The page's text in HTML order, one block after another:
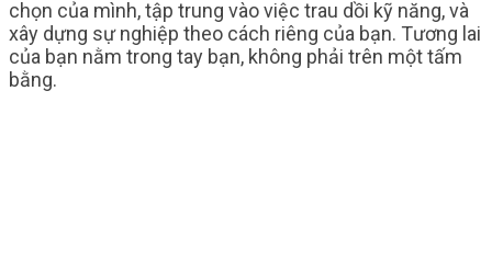
chọn của mình, tập trung vào việc trau dồi kỹ năng, và
xây dựng sự nghiệp theo cách riêng của bạn. Tương lai
của bạn nằm trong tay bạn, không phải trên một tấm
bằng.